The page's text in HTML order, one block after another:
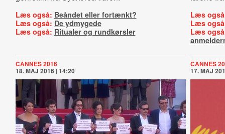
Læs også: Beåndet eller fortænkt?
Læs også: De ydmygede
Læs også: Ritualer og rundkørsler
Læs
Læs
Læs
CANNES 2016
18. MAJ 2016 | 14:20
CANNES
17. MAJ